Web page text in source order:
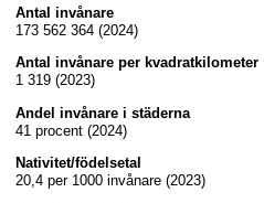
Antal invånare
173 562 364 (2024)
Antal invånare per kvadratkilometer
1 319 (2023)
Andel invånare i städerna
41 procent (2024)
Nativitet/födelsetal
20,4 per 1000 invånare (2023)